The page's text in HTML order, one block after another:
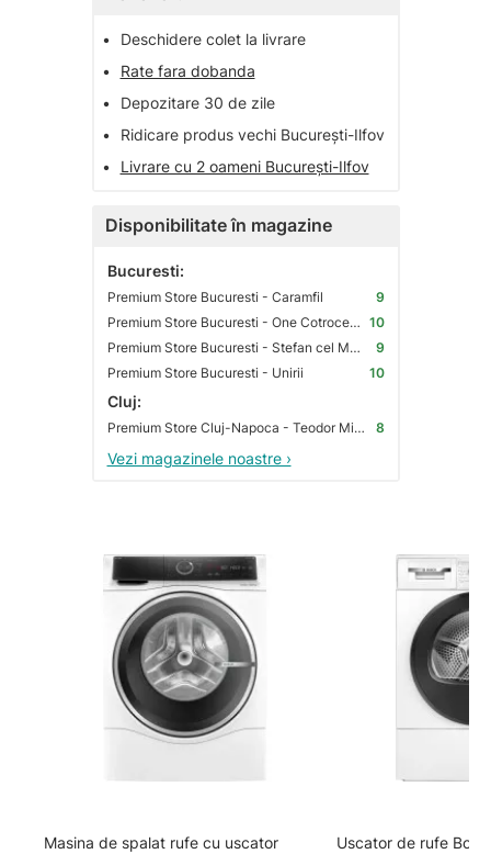
•
Deschidere colet la livrare
•
Rate fara dobanda
•
Depozitare 30 de zile
•
Ridicare produs vechi București-Ilfov
•
Livrare cu 2 oameni București-Ilfov
Disponibilitate în magazine
Bucuresti:
Premium Store Bucuresti - Caramfil
9
Premium Store Bucuresti - One Cotroceni Park 10
Premium Store Bucuresti - Stefan cel Mare
9
Premium Store Bucuresti - Unirii
10
Cluj:
Premium Store Cluj-Napoca - Teodor Mihali 8
Vezi magazinele noastre ›
Masina de spalat rufe cu uscator
Uscator de rufe